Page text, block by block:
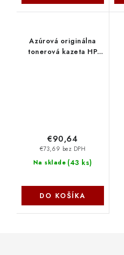
Azúrová originálna
tonerová kazeta HP
Na sklade (43 ks)
€73,69 bez DPH
€90,64
DO KOŠÍKA